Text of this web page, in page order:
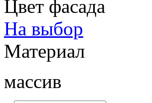
Цвет фасада
На выбор
Материал
массив